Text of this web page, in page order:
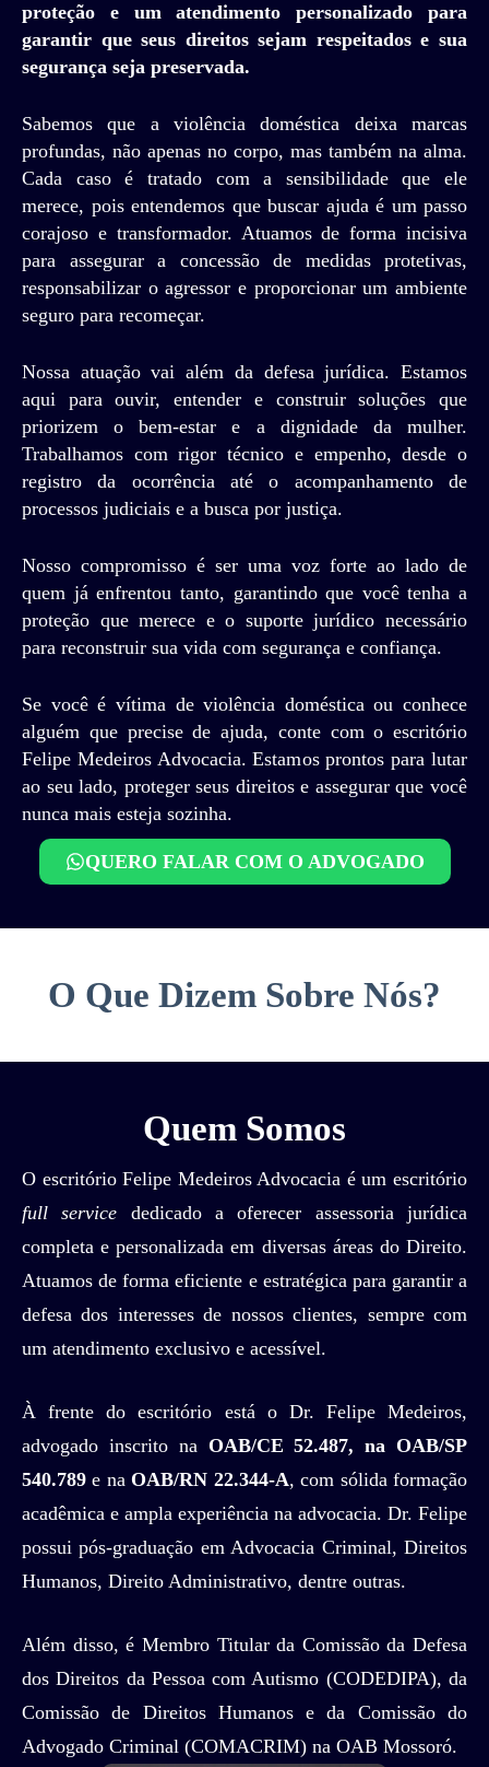
proteção e um atendimento personalizado para
garantir que seus direitos sejam respeitados e sua
segurança seja preservada.
Sabemos que a violência doméstica deixa marcas
profundas, não apenas no corpo, mas também na alma.
Cada caso é tratado com a sensibilidade que ele
merece, pois entendemos que buscar ajuda é um passo
corajoso e transformador. Atuamos de forma incisiva
para assegurar a concessão de medidas protetivas,
responsabilizar o agressor e proporcionar um ambiente
seguro para recomeçar.
Nossa atuação vai além da defesa jurídica. Estamos
aqui para ouvir, entender e construir soluções que
priorizem o bem-estar e a dignidade da mulher.
Trabalhamos com rigor técnico e empenho, desde o
registro da ocorrência até o acompanhamento de
processos judiciais e a busca por justiça.
Nosso compromisso é ser uma voz forte ao lado de
quem já enfrentou tanto, garantindo que você tenha a
proteção que merece e o suporte jurídico necessário
para reconstruir sua vida com segurança e confiança.
Se você é vítima de violência doméstica ou conhece
alguém que precise de ajuda, conte com o escritório
Felipe Medeiros Advocacia. Estamos prontos para lutar
ao seu lado, proteger seus direitos e assegurar que você
nunca mais esteja sozinha.
QUERO FALAR COM O ADVOGADO
O Que Dizem Sobre Nós?
Quem Somos
O escritório Felipe Medeiros Advocacia é um escritório
full service dedicado a oferecer assessoria jurídica
completa e personalizada em diversas áreas do Direito.
Atuamos de forma eficiente e estratégica para garantir a
defesa dos interesses de nossos clientes, sempre com
um atendimento exclusivo e acessível.
À frente do escritório está o Dr. Felipe Medeiros,
advogado inscrito na OAB/CE 52.487, na OAB/SP
540.789e na OAB/RN 22.344-A, com sólida formação
acadêmica e ampla experiência na advocacia. Dr. Felipe
possui pós-graduação em Advocacia Criminal, Direitos
Humanos, Direito Administrativo, dentre outras.
Além disso, é Membro Titular da Comissão da Defesa
dos Direitos da Pessoa com Autismo (CODEDIPA), da
Comissão de Direitos Humanos e da Comissão do
Advogado Criminal (COMACRIM) na OAB Mossoró.